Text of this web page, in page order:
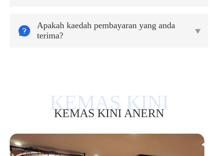

Apakah kaedah pembayaran yang anda
terima?

KEMAS KINI ANERN